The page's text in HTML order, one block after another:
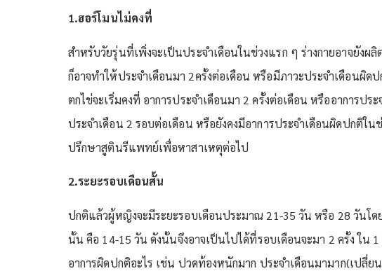
1.ฮอร์โมนไม่คงที่
สำหรับวัยรุ่นที่เพิ่งจะเป็นประจำเดือนในช่วงแรก ๆ ร่างกายอาจยังผ
ก็อาจทำให้ประจำเดือนมา 2ครั้งต่อเดือน หรือมีภาวะประจำเดือนผิด
ตกไข่จะเริ่มคงที่ อาการประจำเดือนมา 2 ครั้งต่อเดือน หรืออาการป
ประจำเดือน 2 รอบต่อเดือน หรือยังคงมีอาการประจำเดือนผิดปกติใ
ปรึกษาสูตินรีแพทย์เพื่อหาสาเหตุต่อไป
2.ระยะรอบเดือนสั้น
ปกติแล้วผู้หญิงจะมีระยะรอบเดือนประมาณ 21-35 วัน หรือ 28 วันโด
นั้น คือ 14-15 วัน ดังนั้นจึงอาจเป็นไปได้ที่รอบเดือนจะมา 2 ครั้ง ใน
อาการผิดปกติอะไร เช่น ปวดท้องหนักมาก ประจำเดือนมามาก(เปลี่